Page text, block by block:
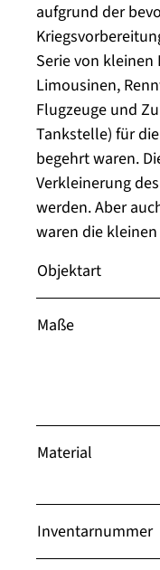
aufgrund der
Serie von kleinen
Limousinen,
Flugzeuge und
Tankstelle) für
begehrt waren.
Verkleinerung
werden. Aber
waren die
Objektart
Maße
Material
Inventarnummer